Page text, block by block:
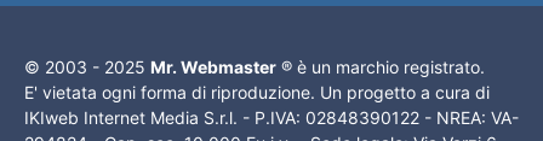
© 2003 - 2025 Mr. Webmaster ® è un marchio registrato.
E' vietata ogni forma di riproduzione. Un progetto a cura di
IKIweb Internet Media S.r.l. - P.IVA: 02848390122 - NREA: VA-